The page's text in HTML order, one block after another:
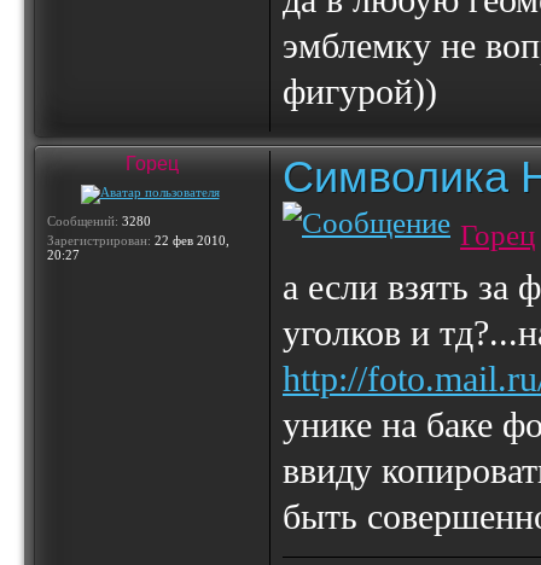
эмблемку не
фигурой))
Горец
Сообщений: 3280
Зарегистрирован: 22 фев 2010,
20:27
Символика
Горец
а если взять за
уголков и
http://
унике на баке
ввиду
быть